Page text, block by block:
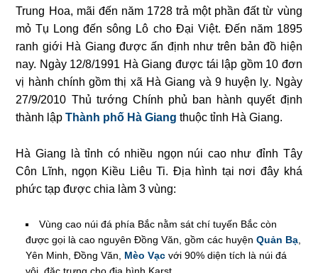
Trung Hoa, mãi đến năm 1728 trả một phần đất từ vùng
mỏ Tụ Long đến sông Lô cho Đại Việt. Đến năm 1895
ranh giới Hà Giang được ấn định như trên bản đồ hiện
nay. Ngày 12/8/1991 Hà Giang được tái lập gồm 10 đơn
vị hành chính gồm thị xã Hà Giang và 9 huyện lỵ. Ngày
27/9/2010 Thủ tướng Chính phủ ban hành quyết định
thành lậpThành phố Hà Giang thuộc tỉnh Hà Giang.
Hà Giang là tỉnh có nhiều ngọn núi cao như đỉnh Tây
Côn Lĩnh, ngọn Kiều Liêu Ti. Địa hình tại nơi đây khá
phức tạp được chia làm 3 vùng:
Vùng cao núi đá phía Bắc nằm sát chí tuyến Bắc còn
được gọi là cao nguyên Đồng Văn, gồm các huyệnQuản Bạ
Yên Minh, Đồng Văn, Mèo Vạc với 90% diện tích là núi đá